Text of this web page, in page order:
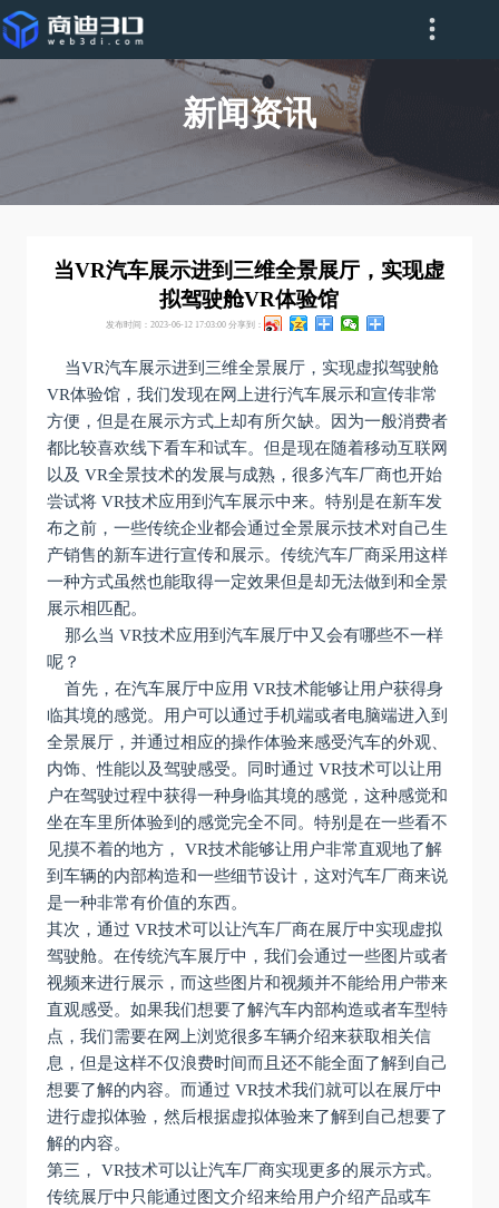
新闻资讯
当VR汽车展示进到三维全景展厅，实现虚
拟驾驶舱VR体验馆
发布时间：2023-06-12 17:03:00分享到：
当VR汽车展示进到三维全景展厅，实现虚拟驾驶舱
VR体验馆， 我们发现在网上进行汽车展示和宣传非常
方便，但是在展示方式上却有所欠缺。因为一般消费者
都比较喜欢线下看车和试车。但是现在随着移动互联网
以及 VR全景技术的发展与成熟，很多汽车厂商也开始
尝试将 VR技术应用到汽车展示中来。特别是在新车发
布之前，一些传统企业都会通过全景展示技术对自己生
产销售的新车进行宣传和展示。传统汽车厂商采用这样
一种方式虽然也能取得一定效果但是却无法做到和全景
展示相匹配。
那么当 VR技术应用到汽车展厅中又会有哪些不一样
呢？
首先，在汽车展厅中应用 VR技术能够让用户获得身
临其境的感觉。用户可以通过手机端或者电脑端进入到
全景展厅，并通过相应的操作体验来感受汽车的外观、
内饰、性能以及驾驶感受。同时通过 VR技术可以让用
户在驾驶过程中获得一种身临其境的感觉，这种感觉和
坐在车里所体验到的感觉完全不同。特别是在一些看不
见摸不着的地方， VR技术能够让用户非常直观地了解
到车辆的内部构造和一些细节设计，这对汽车厂商来说
是一种非常有价值的东西。
其次，通过 VR技术可以让汽车厂商在展厅中实现虚拟
驾驶舱。在传统汽车展厅中，我们会通过一些图片或者
视频来进行展示，而这些图片和视频并不能给用户带来
直观感受。如果我们想要了解汽车内部构造或者车型特
点，我们需要在网上浏览很多车辆介绍来获取相关信
息，但是这样不仅浪费时间而且还不能全面了解到自己
想要了解的内容。而通过 VR技术我们就可以在展厅中
进行虚拟体验，然后根据虚拟体验来了解到自己想要了
解的内容。
第三， VR技术可以让汽车厂商实现更多的展示方式。
传统展厅中只能通过图文介绍来给用户介绍产品或车